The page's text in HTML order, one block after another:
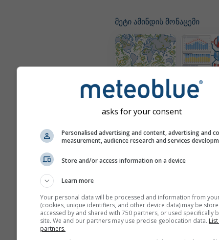
მეტი ამინდის მონაცემი
ქარის რუკა
სეზონური
asks for your consent
Personalised advertising and content, advertising and
measurement, audience research and services
Store and/or access information on a device
Learn more
Your personal data will be processed and information from
(cookies, unique identifiers, and other device data) may be
accessed by and shared with 750 partners, or used specifically
site. We and our partners may use precise geolocation data.
partners.